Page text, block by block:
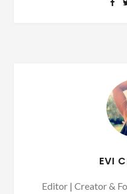
EVI
Editor | Creator &